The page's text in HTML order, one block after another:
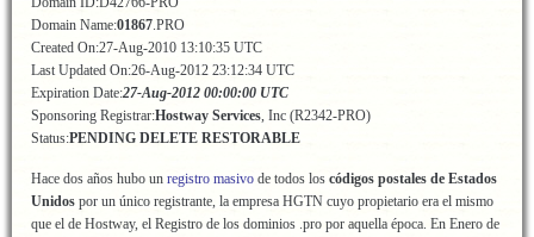
Domain Name:01867.PRO
Created On:27-Aug-2010 13:10:35 UTC
Last Updated On:26-Aug-2012 23:12:34 UTC
Expiration Date:27-Aug-2012 00:00:00 UTC
Sponsoring Registrar:Hostway Services, Inc (R2342-PRO)
Status:PENDING DELETE RESTORABLE
Hace dos años hubo un registro masivo de todos los códigos postales de Estados
Unidos por un único registrante, la empresa HGTN cuyo propietario era el mismo
que el de Hostway, el Registro de los dominios .pro por aquella época. En Enero de